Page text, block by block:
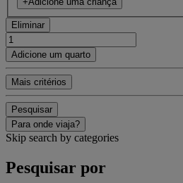
Eliminar
Adicione um quarto
Mais critérios
Pesquisar
Para onde viaja?
Skip search by categories
Pesquisar por